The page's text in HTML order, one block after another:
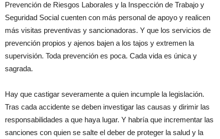
Prevención de Riesgos Laborales y la Inspección de Trabajo y
Seguridad Social cuenten con más personal de apoyo y realicen
más visitas preventivas y sancionadoras. Y que los servicios de
prevención propios y ajenos bajen a los tajos y extremen la
supervisión. Toda prevención es poca. Cada vida es única y
sagrada.
Hay que castigar severamente a quien incumple la legislación.
Tras cada accidente se deben investigar las causas y dirimir las
responsabilidades a que haya lugar. Y habría que incrementar las
sanciones con quien se salte el deber de proteger la salud y la